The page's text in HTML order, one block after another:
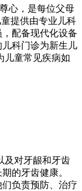
心，是每位父母
提供由专业儿科
配备现代化设备
科门诊为新生儿
儿童常见疾病如
及对牙龈和牙齿
的牙齿健康。
负责预防、治疗